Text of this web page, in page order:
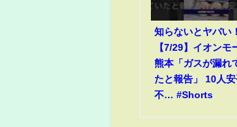
知らないとヤバい！
【7/29】イオンモ
熊本「ガスが漏れ
たと報告」 10人
不… #Shorts